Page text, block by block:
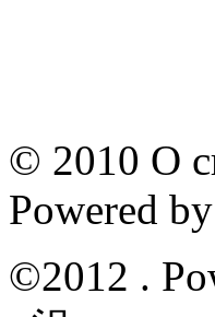
© 2010 О
Powered
©2012 .